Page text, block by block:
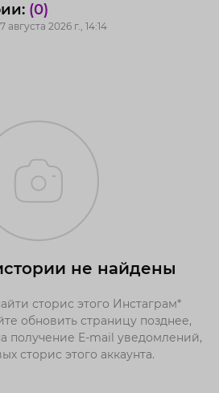
(0)
2026 г., 14:14
не найдены
сторис этого Инстаграм*
обновить страницу позднее,
получение E-mail уведомлений,
сторис этого аккаунта.